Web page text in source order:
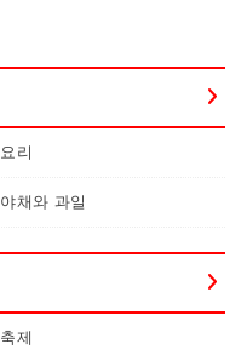
요리
야채와 과일
축제